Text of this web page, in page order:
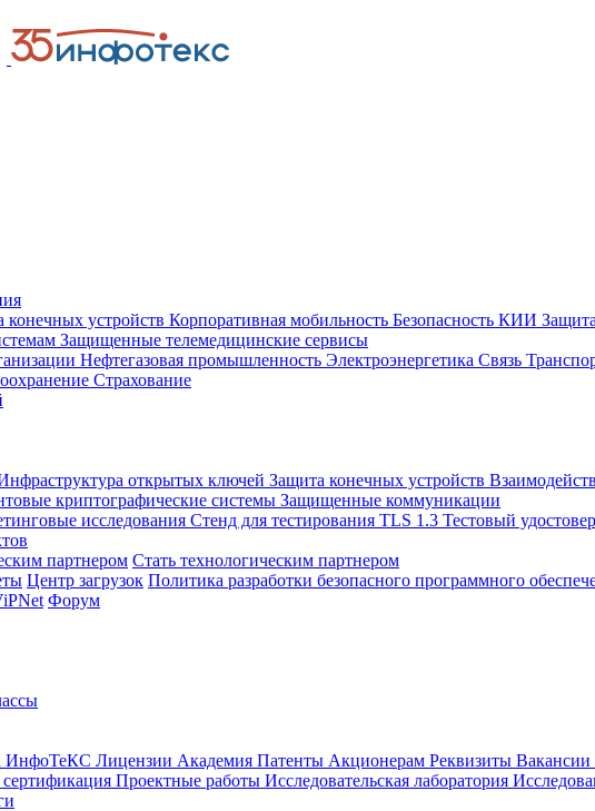
конечных устройств Корпоративная мобильность Безопасность КИИ
Защищенные телемедицинские сервисы
Нефтегазовая промышленность Электроэнергетика Связь
Страхование
открытых ключей Защита конечных устройств
криптографические системы Защищенные коммуникации
исследования Стенд для тестирования TLS 1.3 Тестовый
партнером Стать технологическим партнером
Центр загрузок Политика разработки безопасного программного
Форум
ИнфоТеКС Лицензии Академия Патенты Акционерам Реквизиты Вакансии
Проектные работы Исследовательская лаборатория